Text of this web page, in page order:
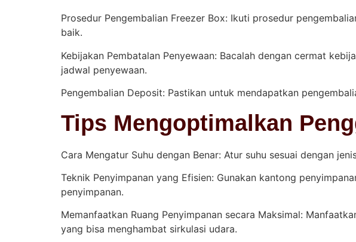
Prosedur Pengembalian Freezer Box: Ikuti prosedur
baik.
Kebijakan Pembatalan Penyewaan: Bacalah dengan cermat
jadwal penyewaan.
Pengembalian Deposit: Pastikan untuk mendapatkan
Tips Mengoptimalkan
Cara Mengatur Suhu dengan Benar: Atur suhu sesuai dengan
Teknik Penyimpanan yang Efisien: Gunakan kantong
penyimpanan.
Memanfaatkan Ruang Penyimpanan secara Maksimal:
yang bisa menghambat sirkulasi udara.